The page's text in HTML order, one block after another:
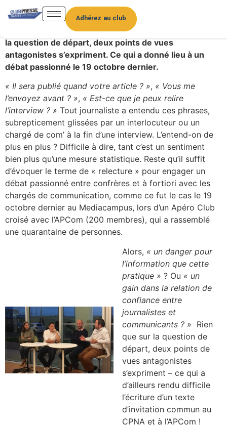
Adhérez au club
Alors,« un danger pour l’information que cette
pratique »? Ou
« un gain dans la relation de confiance
entre journalistes et communicants ? »
la question de départ, deux points de vues
antagonistes s’expriment. Ce qui a donné lieu à un
débat passionné le 19 octobre dernier.
« Il sera publié quand votre article ? », « Vous me
l’envoyez avant ? », « Est-ce que je peux relire
l’interview ? » Tout journaliste a entendu ces phrases,
subrepticement glissées par un interlocuteur ou un
chargé de com’ à la fin d’une interview. L’entend-on de
plus en plus ? Difficile à dire, tant c’est un sentiment
bien plus qu’une mesure statistique. Reste qu’il suffit
d’évoquer le terme de « relecture » pour engager un
débat passionné entre confrères et à fortiori avec les
chargés de communication, comme ce fut le cas le 19
octobre dernier au Mediacampus, lors d’un Apéro Club
croisé avec l’APCom (200 membres), qui a rassemblé
une quarantaine de personnes.
Alors, « un danger pour
l’information que cette
pratique »? Ou « un
gain dans la relation de
confiance entre
journalistes et
communicants ? » Rien
que sur la question de
départ, deux points de
vues antagonistes
s’expriment – ce qui a
d’ailleurs rendu difficile
l’écriture d’un texte
d’invitation commun au
CPNA et à l’APCom !